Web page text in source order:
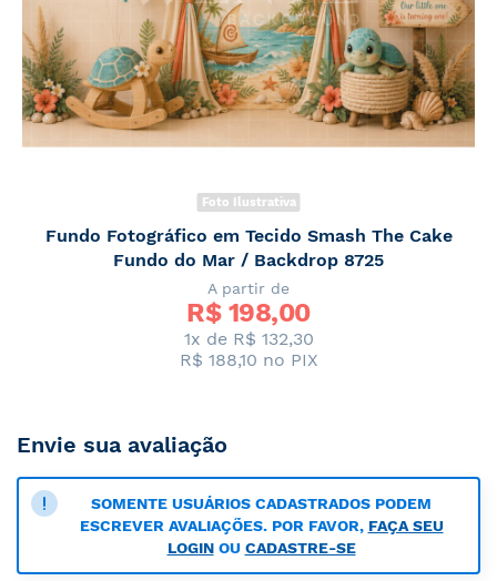
Foto Ilustrativa
Fundo Fotográfico em Tecido Smash The Cake
Fundo do Mar / Backdrop 8725
A partir de
R$ 198,00
1x de R$ 132,30
R$ 188,10 no PIX
Envie sua avaliação
SOMENTE USUÁRIOS CADASTRADOS PODEM
ESCREVER AVALIAÇÕES. POR FAVOR, FAÇA SEU
LOGINOU CADASTRE-SE